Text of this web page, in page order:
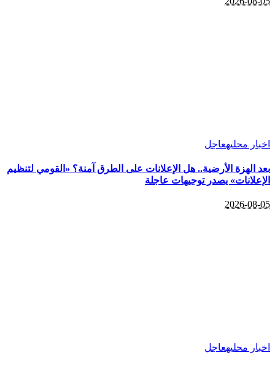
اخبار محليهعاجل
بعد الهزة الأرضية.. هل الإعلانات على الطرق آمنة؟ «القومي لتنظيم
الإعلانات» يصدر توجيهات عاجلة
2026-08-05
اخبار محليهعاجل